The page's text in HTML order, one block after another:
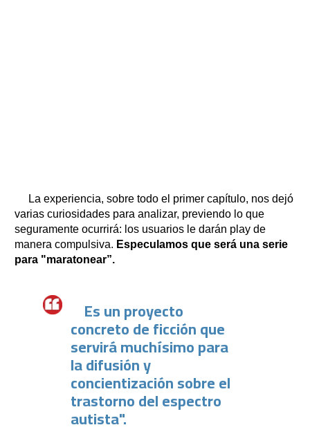
La experiencia, sobre todo el primer capítulo, nos dejó
varias curiosidades para analizar, previendo lo que
seguramente ocurrirá: los usuarios le darán play de
manera compulsiva. Especulamos que será una serie
para "maratonear”.
Es un proyecto
concreto de ficción que
servirá muchísimo para
la difusión y
concientización sobre el
trastorno del espectro
autista".